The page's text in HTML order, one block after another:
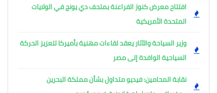
افتتاح معرض كنوز الفراعنة بمتحف دي يونج في الولايات
المتحدة الأمريكية
وزير السياحة والآثار يعقد لقاءات مهنية بأميركا لتعزيز الحركة
السياحية الوافدة إلى مصر
نقابة المحامين: فيديو متداول بشأن مملكة البحرين